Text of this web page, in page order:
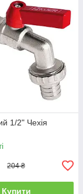
1/2" Чехія
204 ₴
Купити